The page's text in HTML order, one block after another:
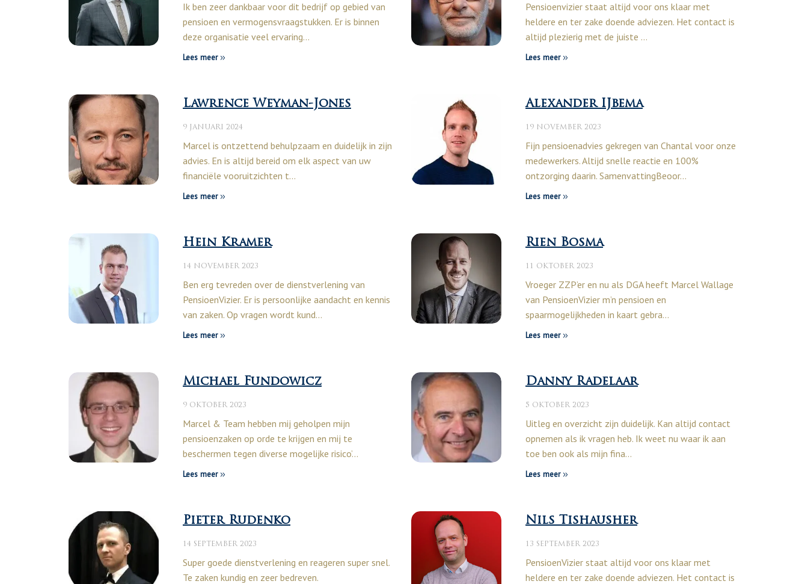
Ik ben zeer dankbaar voor dit bedrijf op gebied van
pensioen en vermogensvraagstukken. Er is binnen
deze organisatie veel ervaring…
Lees meer
Pensioenvizier staat altijd voor ons klaar met
heldere en ter zake doende adviezen. Het contact is
altijd plezierig met de juiste …
Lees meer
Lawrence Weyman-Jones
9 JANUARI 2024
Marcel is ontzettend behulpzaam en duidelijk in zijn
advies. En is altijd bereid om elk aspect van uw
financiële vooruitzichten t…
Lees meer
Alexander IJbema
19 NOVEMBER 2023
Fijn pensioenadvies gekregen van Chantal voor onze
medewerkers. Altijd snelle reactie en 100%
ontzorging daarin. SamenvattingBeoor…
Lees meer
Hein Kramer
14 NOVEMBER 2023
Ben erg tevreden over de dienstverlening van
PensioenVizier. Er is persoonlijke aandacht en kennis
van zaken. Op vragen wordt kund…
Lees meer
Rien Bosma
11 OKTOBER 2023
Vroeger ZZP’er en nu als DGA heeft Marcel Wallage
van PensioenVizier m’n pensioen en
spaarmogelijkheden in kaart gebra…
Lees meer
Michael Fundowicz
9 OKTOBER 2023
Marcel & Team hebben mij geholpen mijn
pensioenzaken op orde te krijgen en mij te
beschermen tegen diverse mogelijke risico’…
Lees meer
Danny Radelaar
5 OKTOBER 2023
Uitleg en overzicht zijn duidelijk. Kan altijd contact
opnemen als ik vragen heb. Ik weet nu waar ik aan
toe ben ook als mijn fina…
Lees meer
Pieter Rudenko
14 SEPTEMBER 2023
Super goede dienstverlening en reageren super snel.
Te zaken kundig en zeer bedreven.
Nils Tishausher
13 SEPTEMBER 2023
PensioenVizier staat altijd voor ons klaar met
heldere en ter zake doende adviezen. Het contact is